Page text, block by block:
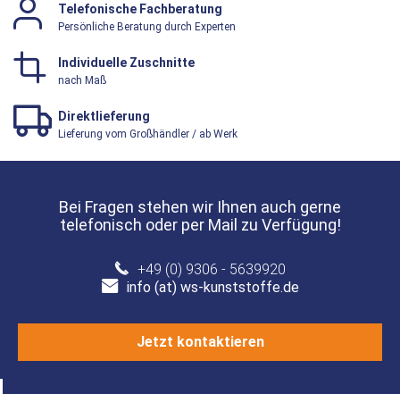
Telefonische Fachberatung
Persönliche Beratung durch Experten
Individuelle Zuschnitte
nach Maß
Direktlieferung
Lieferung vom Großhändler / ab Werk
Bei Fragen stehen wir Ihnen auch gerne
telefonisch oder per Mail zu Verfügung!
+49 (0) 9306 - 5639920
info (at) ws-kunststoffe.de
Jetzt kontaktieren